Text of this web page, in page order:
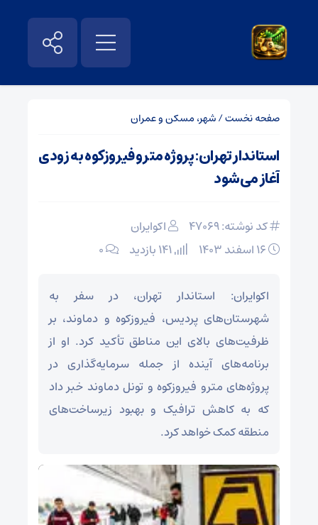
صفحه نخست/شهر، مسکن و عمران
استاندار تهران: پروژه مترو فیروزکوه به زودی
آغاز می‌شود
کد نوشته: 47069
اکوایران
۰
اکوایران: استاندار تهران، در سفر به
شهرستان‌های پردیس، فیروزکوه و دماوند، بر
ظرفیت‌های بالای این مناطق تأکید کرد. او از
برنامه‌های آینده از جمله سرمایه‌گذاری در
پروژه‌های مترو فیروزکوه و تونل دماوند خبر داد
که به کاهش ترافیک و بهبود زیرساخت‌های
منطقه کمک خواهد کرد.